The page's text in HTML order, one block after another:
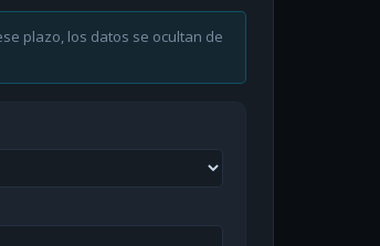
plazo, los datos se ocultan de